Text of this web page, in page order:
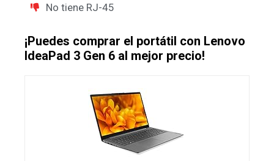
No tiene RJ-45
¡Puedes comprar el portátil con Lenovo
IdeaPad 3 Gen 6 al mejor precio!